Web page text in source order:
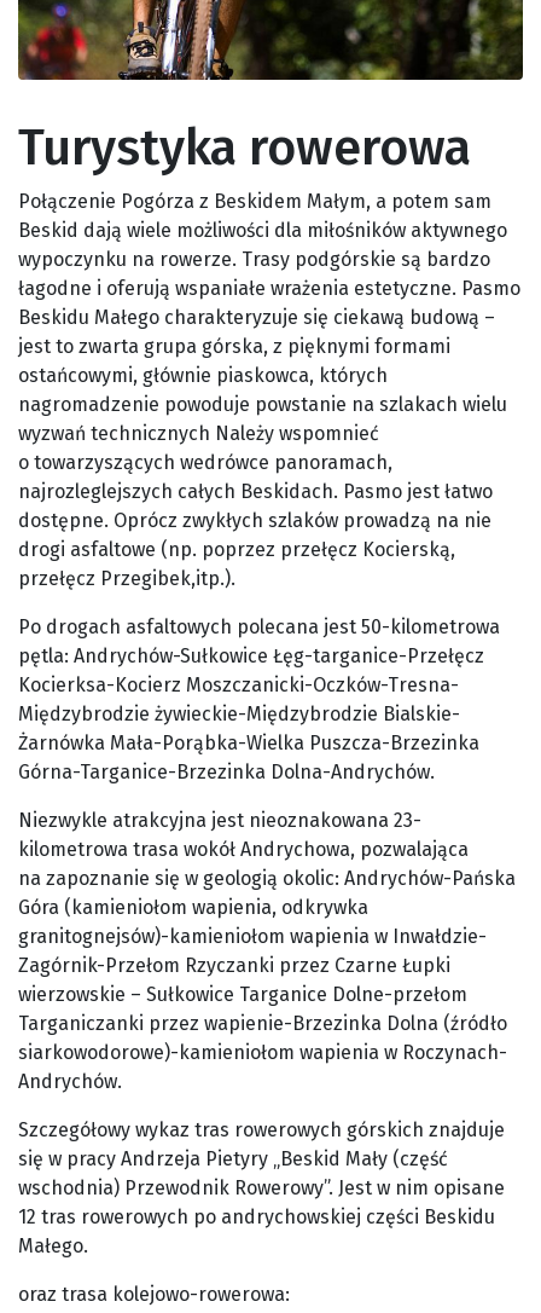
Turystyka rowerowa
Połączenie Pogórza z Beskidem Małym, a potem sam
Beskid dają wiele możliwości dla miłośników aktywnego
wypoczynku na rowerze. Trasy podgórskie są bardzo
łagodne i oferują wspaniałe wrażenia estetyczne. Pasmo
Beskidu Małego charakteryzuje się ciekawą budową –
jest to zwarta grupa górska, z pięknymi formami
ostańcowymi, głównie piaskowca, których
nagromadzenie powoduje powstanie na szlakach wielu
wyzwań technicznych Należy wspomnieć
o towarzyszących wedrówce panoramach,
najrozleglejszych całych Beskidach. Pasmo jest łatwo
dostępne. Oprócz zwykłych szlaków prowadzą na nie
drogi asfaltowe (np. poprzez przełęcz Kocierską,
przełęcz Przegibek,itp.).
Po drogach asfaltowych polecana jest 50-kilometrowa
pętla: Andrychów-Sułkowice Łęg-targanice-Przełęcz
Kocierksa-Kocierz Moszczanicki-Oczków-Tresna-
Międzybrodzie żywieckie-Międzybrodzie Bialskie-
Żarnówka Mała-Porąbka-Wielka Puszcza-Brzezinka
Górna-Targanice-Brzezinka Dolna-Andrychów.
Niezwykle atrakcyjna jest nieoznakowana 23-
kilometrowa trasa wokół Andrychowa, pozwalająca
na zapoznanie się w geologią okolic: Andrychów-Pańska
Góra (kamieniołom wapienia, odkrywka
granitognejsów)-kamieniołom wapienia w Inwałdzie-
Zagórnik-Przełom Rzyczanki przez Czarne Łupki
wierzowskie – Sułkowice Targanice Dolne-przełom
Targaniczanki przez wapienie-Brzezinka Dolna (źródło
siarkowodorowe)-kamieniołom wapienia w Roczynach-
Andrychów.
Szczegółowy wykaz tras rowerowych górskich znajduje
się w pracy Andrzeja Pietyry „Beskid Mały (część
wschodnia) Przewodnik Rowerowy”. Jest w nim opisane
12 tras rowerowych po andrychowskiej części Beskidu
Małego.
oraz trasa kolejowo-rowerowa: